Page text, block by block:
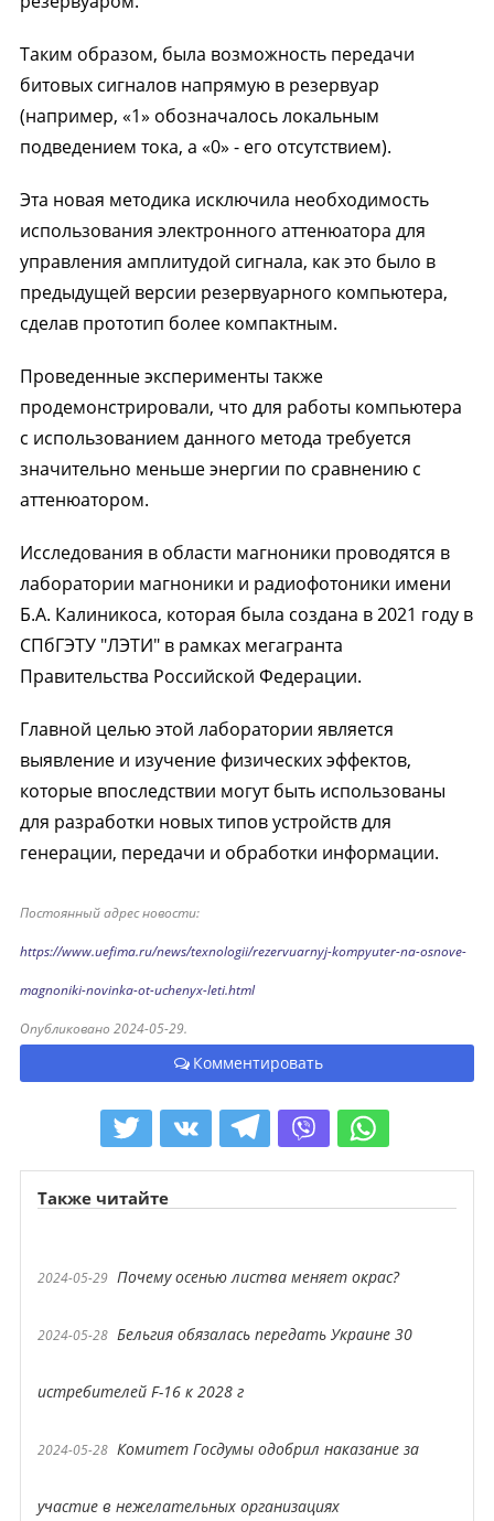
Таким образом, была возможность передачи
битовых сигналов напрямую в резервуар
(например, «1» обозначалось локальным
подведением тока, а «0» - его отсутствием).
Эта новая методика исключила необходимость
использования электронного аттенюатора для
управления амплитудой сигнала, как это было в
предыдущей версии резервуарного компьютера,
сделав прототип более компактным.
Проведенные эксперименты также
продемонстрировали, что для работы компьютера
с использованием данного метода требуется
значительно меньше энергии по сравнению с
аттенюатором.
Исследования в области магноники проводятся в
лаборатории магноники и радиофотоники имени
Б.А. Калиникоса, которая была создана в 2021 году в
СПбГЭТУ "ЛЭТИ" в рамках мегагранта
Правительства Российской Федерации.
Главной целью этой лаборатории является
выявление и изучение физических эффектов,
которые впоследствии могут быть использованы
для разработки новых типов устройств для
генерации, передачи и обработки информации.
Постоянный адрес новости:
https://www.uefima.ru/news/texnologii/rezervuarnyj-kompyuter-na-osnove-
magnoniki-novinka-ot-uchenyx-leti.html
Опубликовано 2024-05-29.
Комментировать
Также читайте
2024-05-29 Почему осенью листва меняет окрас?
2024-05-28 Бельгия обязалась передать Украине 30
истребителей F-16 к 2028 г
2024-05-28 Комитет Госдумы одобрил наказание за
участие в нежелательных организациях